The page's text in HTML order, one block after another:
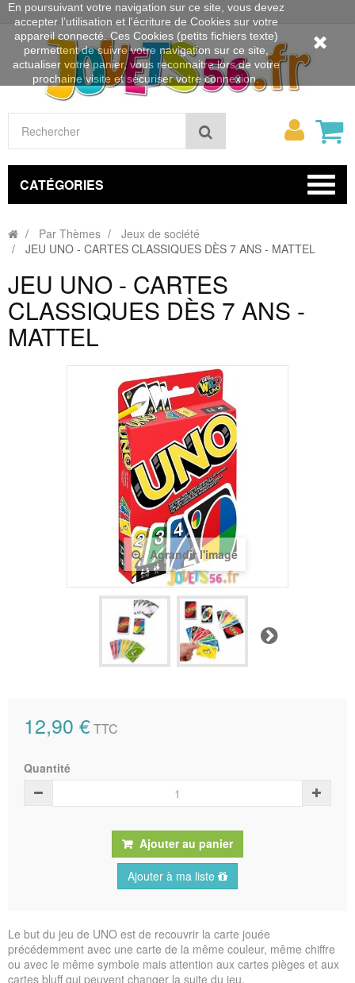
Rechercher
Mon
CATÉGORIES
Par Thèmes
Jeux de société
JEU UNO - CARTES CLASSIQUES DÈS 7 ANS - MATTEL
JEU UNO - CARTES
CLASSIQUES DÈS 7 ANS -
MATTEL
Agrandir l'image
Suivant
12,90 €TTC
Quantité
Ajouter au panier
Ajouter à ma liste
Le but du jeu de UNO est de recouvrir la carte jouée
précédemment avec une carte de la même couleur, même chiffre
ou avec le même symbole mais attention aux cartes pièges et aux
cartes bluff qui peuvent changer la suite du jeu.
En poursuivant votre navigation sur ce site, vous devez
accepter l’utilisation et l'écriture de Cookies sur votre
appareil connecté. Ces Cookies (petits fichiers texte)
permettent de suivre votre navigation sur ce site,
actualiser votre panier, vous reconnaitre lors de votre
prochaine visite et sécuriser votre connexion.